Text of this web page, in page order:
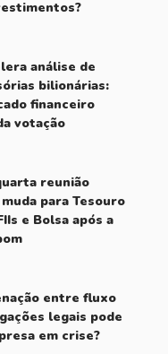
análise de
bilionárias:
financeiro
votação
reunião
para Tesouro
e Bolsa após a
entre fluxo
legais pode
em crise?